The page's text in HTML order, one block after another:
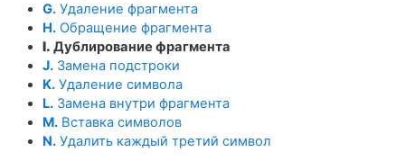
G. Удаление фрагмента
H. Обращение фрагмента
I. Дублирование фрагмента
J. Замена подстроки
K. Удаление символа
L. Замена внутри фрагмента
M. Вставка символов
N. Удалить каждый третий символ